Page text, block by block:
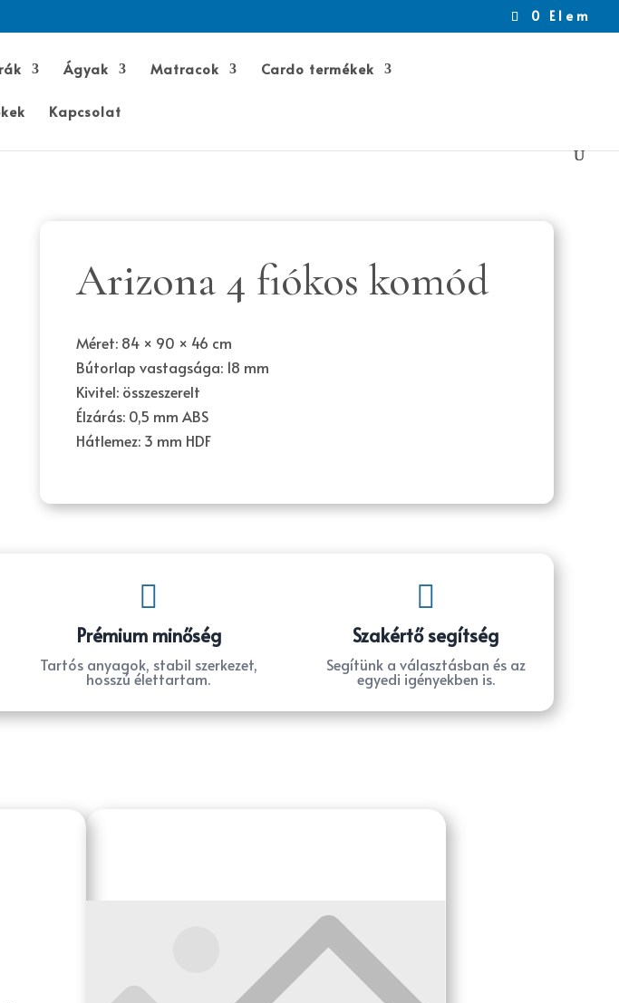
0 Elem
Ágyak Matracok Cardo termékek
Kapcsolat
Arizona 4 fiókos komód
Méret: 84 × 90 × 46 cm
Bútorlap vastagsága: 18 mm
Kivitel: összeszerelt
Élzárás: 0,5 mm ABS
Hátlemez: 3 mm HDF

Prémium minőség
Tartós anyagok, stabil szerkezet,
hosszú élettartam.

Szakértő segítség
Segítünk a választásban és az
egyedi igényekben is.